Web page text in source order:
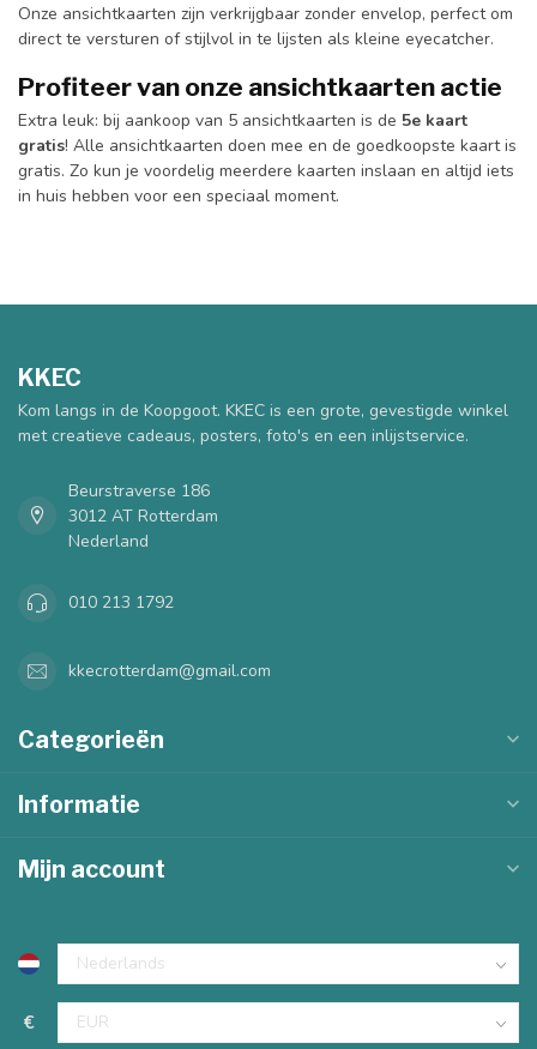
Onze ansichtkaarten zijn verkrijgbaar zonder envelop, perfect om
direct te versturen of stijlvol in te lijsten als kleine eyecatcher.
Profiteer van onze ansichtkaarten actie
Extra leuk: bij aankoop van 5 ansichtkaarten is de 5e kaart
gratis! Alle ansichtkaarten doen mee en de goedkoopste kaart is
gratis. Zo kun je voordelig meerdere kaarten inslaan en altijd iets
in huis hebben voor een speciaal moment.
KKEC
Kom langs in de Koopgoot. KKEC is een grote, gevestigde winkel
met creatieve cadeaus, posters, foto's en een inlijstservice.
Beurstraverse 186
3012 AT Rotterdam
Nederland
010 213 1792
kkecrotterdam@gmail.com
Categorieën
Informatie
Mijn account
€